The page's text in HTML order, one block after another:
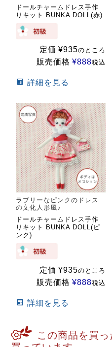
ドールチャームドレス手作
りキット BUNKA DOLL(赤)
定価 ¥935のところ
販売価格 ¥888税込
詳細を見る
ラブリーなピンクのドレス
の文化人形風♪
ドールチャームドレス手作
りキット BUNKA DOLL(ピ
ンク)
定価 ¥935のところ
販売価格 ¥888税込
詳細を見る
この商品を買